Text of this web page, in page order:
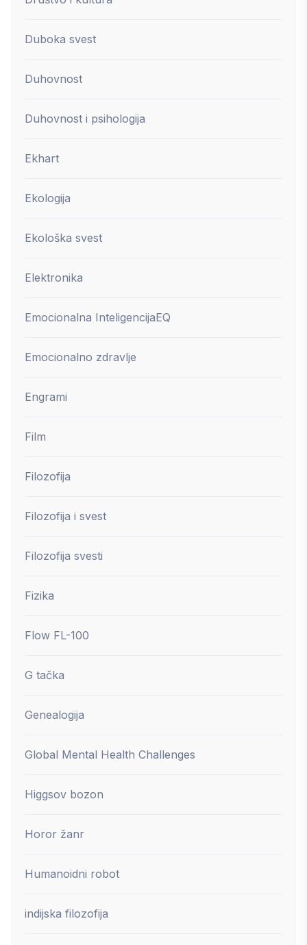
Duboka svest
Duhovnost
Duhovnost i psihologija
Ekhart
Ekologija
Ekološka svest
Elektronika
Emocionalna InteligencijaEQ
Emocionalno zdravlje
Engrami
Film
Filozofija
Filozofija i svest
Filozofija svesti
Fizika
Flow FL-100
G tačka
Genealogija
Global Mental Health Challenges
Higgsov bozon
Horor žanr
Humanoidni robot
indijska filozofija